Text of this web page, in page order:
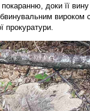
доки її
вироком
прокуратури.